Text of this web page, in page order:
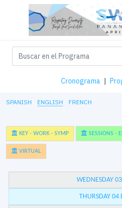
Cronograma |
SPANISH ENGLISH FRENCH
KEY - WORK - SYMP SESSIONS -
VIRTUAL
WEDNESDAY
THURSDAY 04